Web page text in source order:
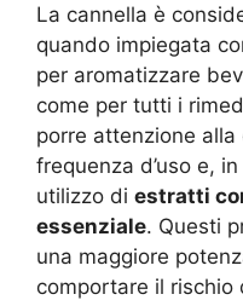
La cannella è
quando impiegata
per aromatizzare
come per tutti i
porre attenzione
frequenza d’uso e,
utilizzo di estratti
essenziale. Questi
una maggiore
comportare il